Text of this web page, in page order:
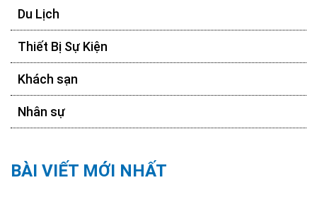
Du Lịch
Thiết Bị Sự Kiện
Khách sạn
Nhân sự
BÀI VIẾT MỚI NHẤT